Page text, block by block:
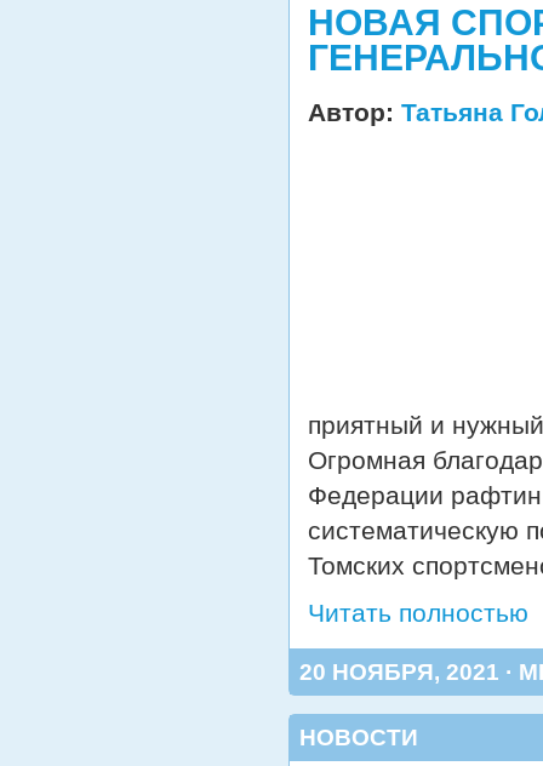
НОВАЯ
Автор: Татьяна
приятный и
Огромная
Федерации
систематическую
Томских
Читать полностью
20 НОЯБРЯ, 2021 ·
НОВОСТИ